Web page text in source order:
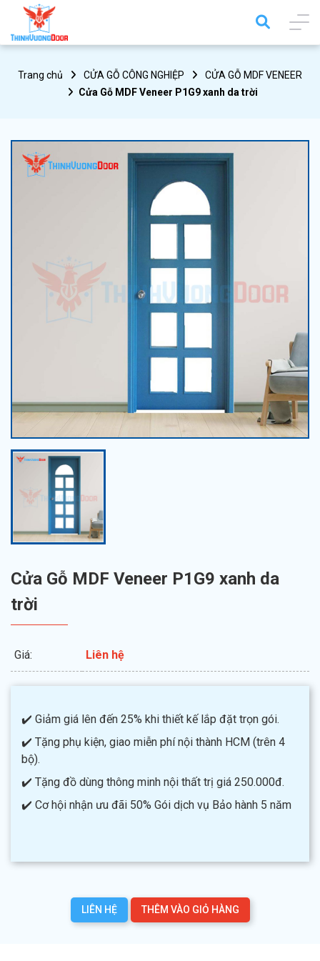
Trang chủ CỬA GỖ CÔNG NGHIỆP
CỬA GỖ MDF VENEER
Cửa Gỗ MDF Veneer P1G9 xanh da trời
Cửa Gỗ MDF Veneer P1G9 xanh da
trời
Giá: Liên hệ
✔️ Giảm giá lên đến 25% khi thiết kế lắp đặt trọn gói.
✔️ Tặng phụ kiện, giao miễn phí nội thành HCM (trên 4
bộ).
✔️ Tặng đồ dùng thông minh nội thất trị giá 250.000đ.
✔️ Cơ hội nhận ưu đãi 50% Gói dịch vụ Bảo hành 5 năm
LIÊN HỆ THÊM VÀO GIỎ HÀNG